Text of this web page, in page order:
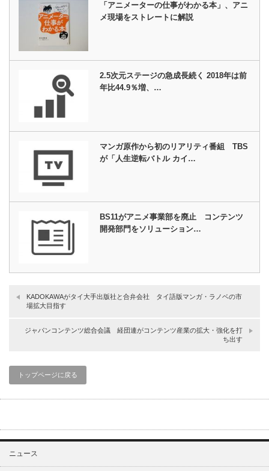
「アニメーターの仕事がわかる本」、アニ
メ現場をストレートに解説
2.5次元ステージの急成長続く 2018年は前
年比44.9％増、…
マンガ原作から初のリアリティ番組 TBS
が「人生逆転バトル カイ…
BS11がアニメ事業部を廃止 コンテンツ
開発部門をソリューション…
KADOKAWAがタイ大手出版社と合弁会社 タイ語版マンガ・ラノベの市
場拡大目指す
ジャパンコンテンツ総合会議 経団連がコンテンツ産業の拡大・強化を打
ち出す
トップページに戻る
ニュース